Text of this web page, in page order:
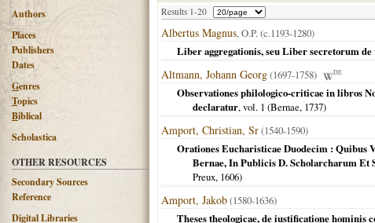
Authors
Places
Publishers
Dates
Genres
Topics
Biblical
Scholastica
OTHER RESOURCES
Secondary Sources
Reference
Digital Libraries
Results 1-20
Albertus Magnus, O.P. (c.1193-1280)
Liber aggregationis, seu Liber secretorum
Altmann, Johann Georg(1697-1758) DE
Observationes philologico-criticae in libros
declaratur, vol. 1 (Bernae, 1737)
Amport, Christian, Sr(1540-1590)
Orationes Eucharisticae Duodecim : Quibus
Bernae, In Publicis D. Scholarcharum Et
Preux, 1606)
Amport, Jakob(1580-1636)
Theses theologicae, de iustificatione